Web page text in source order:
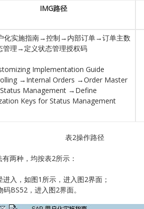
IMG路径
化实施指南→控制→内部订单→订单主数
理→定义状态管理授权码
Implementation Guide
→Internal Orders →Order Master
Management →Define
Keys for Status Management
表2操作路径
两种，均按表2所示：
入，如图1所示，进入图2界面；
BS52，进入图2界面。